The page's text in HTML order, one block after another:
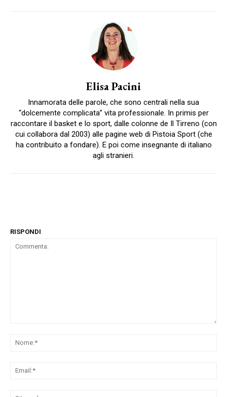
Elisa Pacini
Innamorata delle parole, che sono centrali nella sua
“dolcemente complicata” vita professionale. In primis per
raccontare il basket e lo sport, dalle colonne de Il Tirreno (con
cui collabora dal 2003) alle pagine web di Pistoia Sport (che
ha contribuito a fondare). E poi come insegnante di italiano
agli stranieri.
RISPONDI